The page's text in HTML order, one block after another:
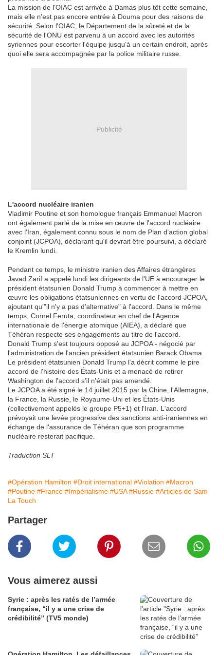
La mission de l'OIAC est arrivée à Damas plus tôt cette semaine,
mais elle n'est pas encore entrée à Douma pour des raisons de
sécurité. Selon l'OIAC, le Département de la sûreté et de la
sécurité de l'ONU est parvenu à un accord avec les autorités
syriennes pour escorter l'équipe jusqu'à un certain endroit, après
quoi elle sera accompagnée par la police militaire russe.
Publicité
L'accord nucléaire iranien
Vladimir Poutine et son homologue français Emmanuel Macron
ont également parlé de la mise en œuvre de l'accord nucléaire
avec l'Iran, également connu sous le nom de Plan d'action global
conjoint (JCPOA), déclarant qu'il devrait être poursuivi, a déclaré
le Kremlin lundi.
Pendant ce temps, le ministre iranien des Affaires étrangères
Javad Zarif a appelé lundi les dirigeants de l'UE à encourager le
président étatsunien Donald Trump à commencer à mettre en
œuvre les obligations étatsuniennes en vertu de l'accord JCPOA,
ajoutant qu'"il n'y a pas d'alternative" à l'accord. Dans le même
temps, Cornel Feruta, coordinateur en chef de l'Agence
internationale de l'énergie atomique (AIEA), a déclaré que
Téhéran respecte ses engagements au titre de l'accord.
Donald Trump s'est toujours opposé au JCPOA - négocié par
l'administration de l'ancien président étatsunien Barack Obama.
Le président étatsunien Donald Trump l'a décrit comme le pire
accord de l'histoire des États-Unis et a menacé de retirer
Washington de l'accord s'il n'était pas amendé.
Le JCPOA a été signé le 14 juillet 2015 par la Chine, l'Allemagne,
la France, la Russie, le Royaume-Uni et les États-Unis
(collectivement appelés le groupe P5+1) et l'Iran. L'accord
prévoyait une levée progressive des sanctions anti-iraniennes en
échange de l'assurance de Téhéran que son programme
nucléaire resterait pacifique.
Traduction SLT
#Opération Hamilton #Droit international #Violation #Macron
#Poutine #France #Impérialisme #USA #Russie #Articles de Sam
La Touch
Partager
Vous aimerez aussi
Syrie : après les ratés de l’armée
française, “il y a une crise de
crédibilité” (TV5 monde)